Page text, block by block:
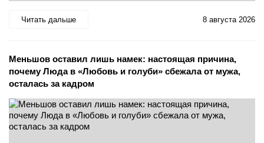
Читать дальше 8 августа 2026
Меньшов оставил лишь намек: настоящая причина,
почему Люда в «Любовь и голуби» сбежала от мужа,
осталась за кадром